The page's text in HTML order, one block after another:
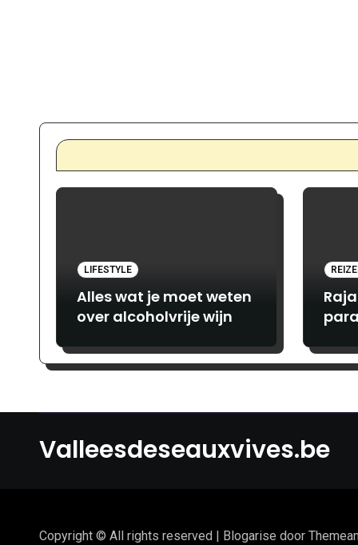
LIFESTYLE
Alles wat je moet weten
over alcoholvrije wijn
Valleesdeseauxvives.be
Copyright © All rights reserved | Blogarise door